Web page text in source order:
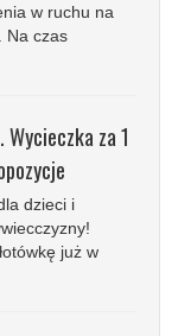
w ruchu na
Na czas
za 1
dzieci i
już w